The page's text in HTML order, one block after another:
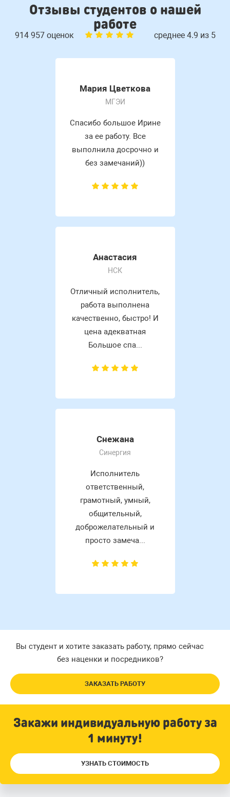
Отзывы студентов о нашей
работе
914 957 оценок среднее 4.9 из 5
Мария Цветкова
МГЭИ
Спасибо большое Ирине
за ее работу. Все
выполнила досрочно и
без замечаний))
Анастасия
НСК
Отличный исполнитель,
работа выполнена
качественно, быстро! И
цена адекватная
Большое спа...
Снежана
Синергия
Исполнитель
ответственный,
грамотный, умный,
общительный,
доброжелательный и
просто замеча...
Вы студент и хотите заказать работу, прямо сейчас
без наценки и посредников?
ЗАКАЗАТЬ РАБОТУ
Закажи индивидуальную работу за
1 минуту!
УЗНАТЬ СТОИМОСТЬ